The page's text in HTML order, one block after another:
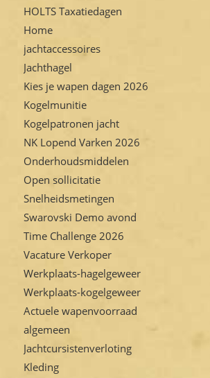
HOLTS Taxatiedagen
Home
jachtaccessoires
Jachthagel
Kies je wapen dagen 2026
Kogelmunitie
Kogelpatronen jacht
NK Lopend Varken 2026
Onderhoudsmiddelen
Open sollicitatie
Snelheidsmetingen
Swarovski Demo avond
Time Challenge 2026
Vacature Verkoper
Werkplaats-hagelgeweer
Werkplaats-kogelgeweer
Actuele wapenvoorraad
algemeen
Jachtcursistenverloting
Kleding